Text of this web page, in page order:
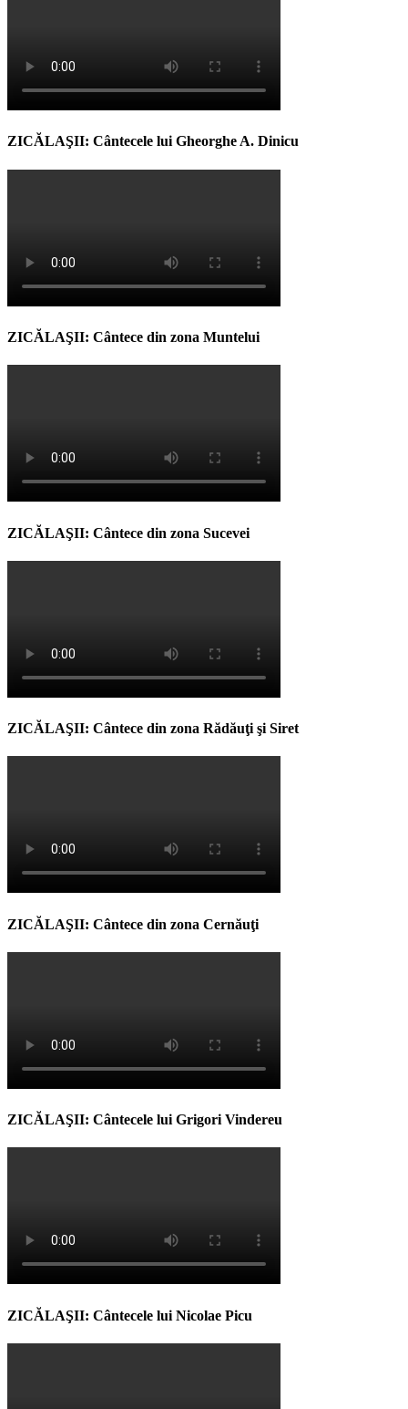
ZICĂLAŞII: Cântecele lui Gheorghe A. Dinicu
ZICĂLAŞII: Cântece din zona Muntelui
ZICĂLAŞII: Cântece din zona Sucevei
ZICĂLAŞII: Cântece din zona Rădăuţi şi Siret
ZICĂLAŞII: Cântece din zona Cernăuţi
ZICĂLAŞII: Cântecele lui Grigori Vindereu
ZICĂLAŞII: Cântecele lui Nicolae Picu